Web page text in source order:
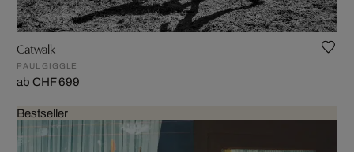
Catwalk
PAUL GIGGLE
ab CHF 699
Bestseller